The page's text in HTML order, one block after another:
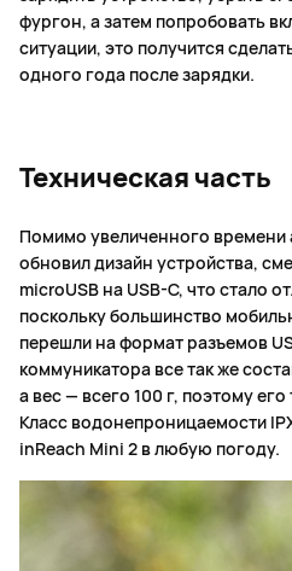
фургон, а затем попробовать
ситуации, это получится
одного года после зарядки.
Техническая часть
Помимо увеличенного
обновил дизайн устройства,
microUSB на USB-C, что стало
поскольку большинство
перешли на формат разъемов
коммуникатора все так же
а вес — всего 100 г, поэтому
Класс водонепроницаемости
inReach Mini 2 в любую погоду.